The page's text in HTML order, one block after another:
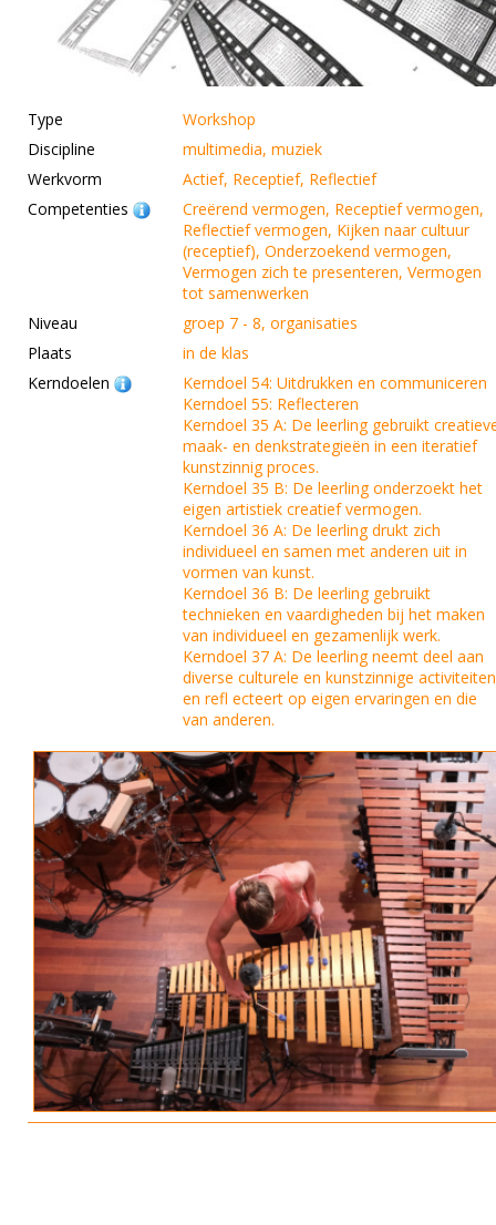
Type
Workshop
Discipline
multimedia, muziek
Werkvorm
Actief, Receptief, Reflectief
Competenties
Creërend vermogen, Receptief vermogen,
Reflectief vermogen, Kijken naar cultuur
(receptief), Onderzoekend vermogen,
Vermogen zich te presenteren, Vermogen
tot samenwerken
Niveau
groep 7 - 8, organisaties
Plaats
in de klas
Kerndoelen
Kerndoel 54: Uitdrukken en communiceren
Kerndoel 55: Reflecteren
Kerndoel 35 A: De leerling gebruikt
maak- en denkstrategieën in een iteratief
kunstzinnig proces.
Kerndoel 35 B: De leerling onderzoekt het
eigen artistiek creatief vermogen.
Kerndoel 36 A: De leerling drukt zich
individueel en samen met anderen uit in
vormen van kunst.
Kerndoel 36 B: De leerling gebruikt
technieken en vaardigheden bij het maken
van individueel en gezamenlijk werk.
Kerndoel 37 A: De leerling neemt deel aan
diverse culturele en kunstzinnige activiteiten
en refl ecteert op eigen ervaringen en die
van anderen.